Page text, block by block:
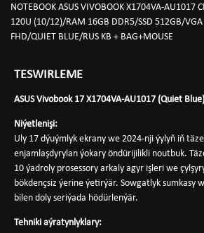
NOTEBOOK ASUS VIVOBOOK X1704VA-AU1017
120U (10/12)/RAM 16GB DDR5/SSD 512GB/
FHD/QUIET BLUE/RUS KB + BAG+MOUSE
TESWIRLEME
ASUS Vivobook 17 X1704VA-AU1017 (Quiet Blue)
Niýetlenişi:
Uly 17 dýuýmlyk ekrany we 2024-nji ýylyň iň
enjamlaşdyrylan ýokary öndürijilikli noutbuk.
10 ýadroly prosessory arkaly agyr işleri we
bökdençsiz ýerine ýetirýär. Sowgatlyk sumkasy
bilen doly seriýada hödürlenýär.
Tehniki aýratynlyklary: